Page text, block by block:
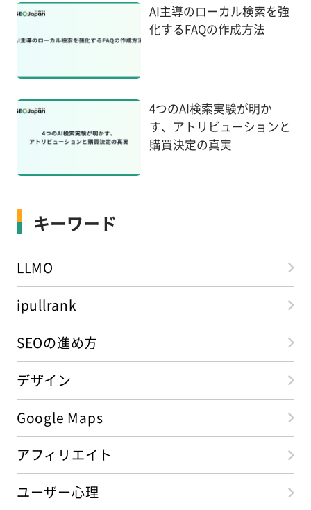
AI主導のローカル検索を強
化するFAQの作成方法
4つのAI検索実験が明か
す、アトリビューションと
購買決定の真実
キーワード
LLMO
ipullrank
SEOの進め方
デザイン
Google Maps
アフィリエイト
ユーザー心理